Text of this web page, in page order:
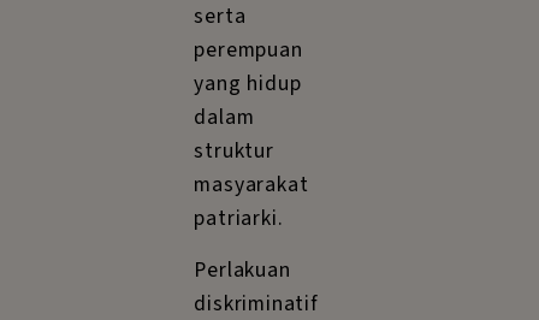
serta
perempuan
yang hidup
dalam
struktur
masyarakat
patriarki.
Perlakuan
diskriminatif